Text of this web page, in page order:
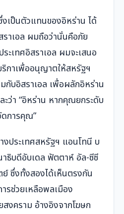
เป็นตัวแทนของอิหร่าน ได้
าเอล ผมถือว่านั่นคือภัย
ะเทศอิสราเอล ผมจะเสนอ
กาเพื่ออนุญาตให้สหรัฐฯ
กับอิสราเอล เพื่อผลักอิหร่าน
ว่า “อิหร่าน หากคุณยกระดับ
ดการคุณ”
ประเทศสหรัฐฯ แอนโทนี บ
าธิบดีอับเดล ฟัตตาห์ อัล-ซีซี
ซึ่งทั้งสองได้เห็นตรงกัน
รช่วยเหลือพลเมือง
งคราม อ้างอิงจากโฆษก